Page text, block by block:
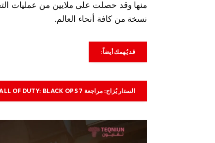
نسخة من كافة أنحاء العالم.
قد يُهمك أيضاً:
الستار يُزاح: مراجعة CALL OF DUTY: BLACK OPS 7 بعد طرحها رسمياً.. إليكم تقييمنا الشامل لـ كول أوف ديوتي بلاك أوبس